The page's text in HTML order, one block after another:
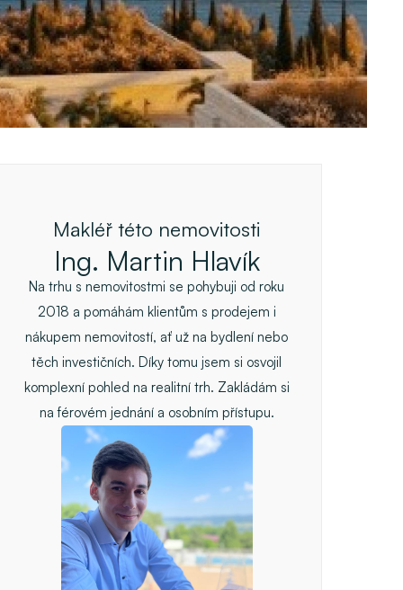
Makléř této nemovitosti
Ing. Martin Hlavík
Na trhu s nemovitostmi se pohybuji od roku
2018 a pomáhám klientům s prodejem i
nákupem nemovitostí, ať už na bydlení nebo
těch investičních. Díky tomu jsem si osvojil
komplexní pohled na realitní trh. Zakládám si
na férovém jednání a osobním přístupu.